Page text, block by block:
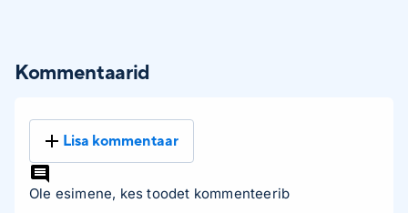
Kommentaarid
Lisa kommentaar
Ole esimene, kes toodet kommenteerib